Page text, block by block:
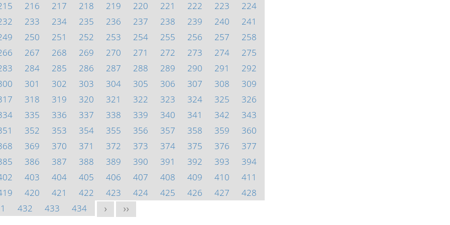
216 217 218 219 220 221 222 223
224
233 234 235 236 237 238 239 240
241
250 251 252 253 254 255 256 257
258
267 268 269 270 271 272 273 274
275
284 285 286 287 288 289 290 291
292
301 302 303 304 305 306 307 308
309
318 319 320 321 322 323 324 325
326
335 336 337 338 339 340 341 342
343
352 353 354 355 356 357 358 359
360
369 370 371 372 373 374 375 376
377
386 387 388 389 390 391 392 393
394
403 404 405 406 407 408 409 410
411
420 421 422 423 424 425 426 427
428
432 433 434 > >>